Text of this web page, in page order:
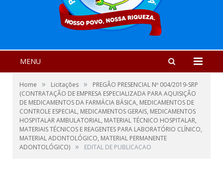
MENU
Home » Licitações »
PREGÃO PRESENCIAL Nº 004/2019-SRP
(CONTRATAÇÃO DE EMPRESA ESPECIALIZADA PARA AQUISIÇÃO
DE MEDICAMENTOS DA FARMÁCIA BÁSICA, MEDICAMENTOS DE
CONTROLE ESPECIAL, MEDICAMENTOS GERAIS, MEDICAMENTOS
HOSPITALAR AMBULATORIAL, MATERIAL TÉCNICO HOSPITALAR,
MATERIAIS TÉCNICOS E REAGENTES PARA LABORATÓRIO CLÍNICO,
MATERIAL ADONTOLÓGICO, MATERIAL PERMANENTE
ADONTOLÓGICO) » EDITAL DE PUBLICACAO